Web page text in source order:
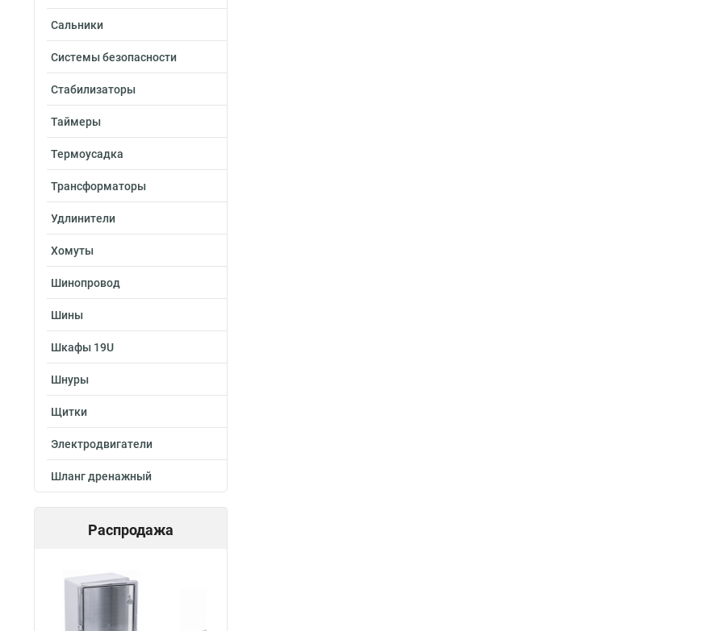
Сальники
Системы безопасности
Стабилизаторы
Таймеры
Термоусадка
Трансформаторы
Удлинители
Хомуты
Шинопровод
Шины
Шкафы 19U
Шнуры
Щитки
Электродвигатели
Шланг дренажный
Распродажа